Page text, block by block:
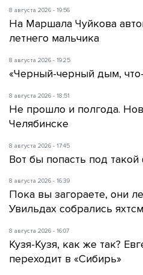
8 августа 2026 - 19:56
На Маршала Чуйкова
летнего мальчика
8 августа 2026 - 19:25
«Черный-черный дым,
8 августа 2026 - 18:51
Не прошло и полгода.
Челябинске
8 августа 2026 - 17:45
Вот бы попасть под такой
8 августа 2026 - 16:39
Пока вы загораете, они
Увильдах собрались
8 августа 2026 - 16:07
Кузя-Кузя, как же так?
переходит в «Сибирь»